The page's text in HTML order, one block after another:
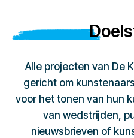
Alle projecten van De
gericht om
voor het tonen van hun
van wedstrijden,
nieuwsbrieven of